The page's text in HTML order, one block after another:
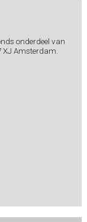
onderdeel van
XJ Amsterdam.